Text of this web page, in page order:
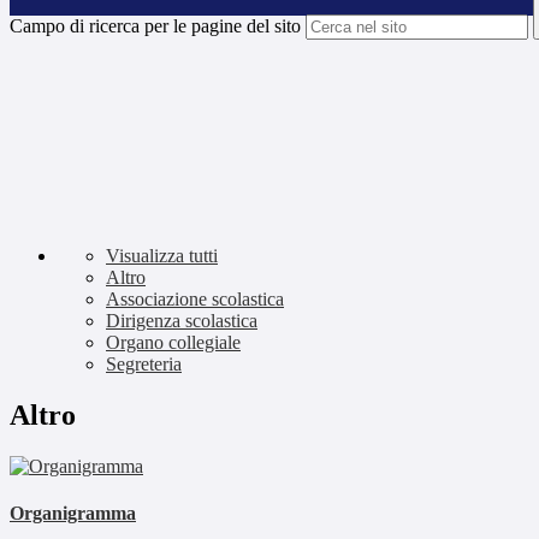
Campo di ricerca per le pagine del sito
Visualizza tutti
Altro
Associazione scolastica
Dirigenza scolastica
Organo collegiale
Segreteria
Altro
Organigramma